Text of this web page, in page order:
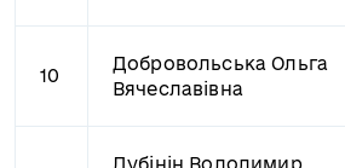
10
Добровольська Ольга
Вячеславівна
Дубінін Володимир